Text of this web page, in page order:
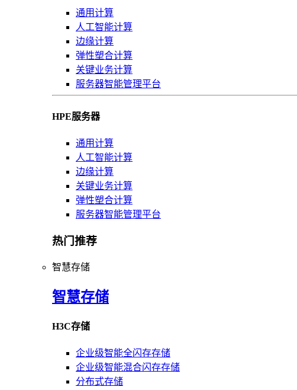
通用计算
人工智能计算
边缘计算
弹性塑合计算
关键业务计算
服务器智能管理平台
HPE服务器
通用计算
人工智能计算
边缘计算
关键业务计算
弹性塑合计算
服务器智能管理平台
热门推荐
智慧存储
智慧存储
H3C存储
企业级智能全闪存存储
企业级智能混合闪存存储
分布式存储